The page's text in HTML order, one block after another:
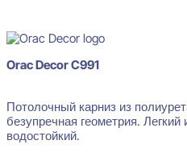
Orac Decor C991
Потолочный карниз из
безупречная геометрия.
водостойкий.